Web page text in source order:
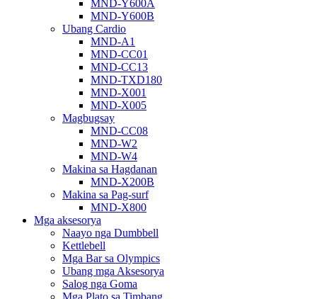
MND-Y600A
MND-Y600B
Ubang Cardio
MND-A1
MND-CC01
MND-CC13
MND-TXD180
MND-X001
MND-X005
Magbugsay
MND-CC08
MND-W2
MND-W4
Makina sa Hagdanan
MND-X200B
Makina sa Pag-surf
MND-X800
Mga aksesorya
Naayo nga Dumbbell
Kettlebell
Mga Bar sa Olympics
Ubang mga Aksesorya
Salog nga Goma
Mga Plato sa Timbang